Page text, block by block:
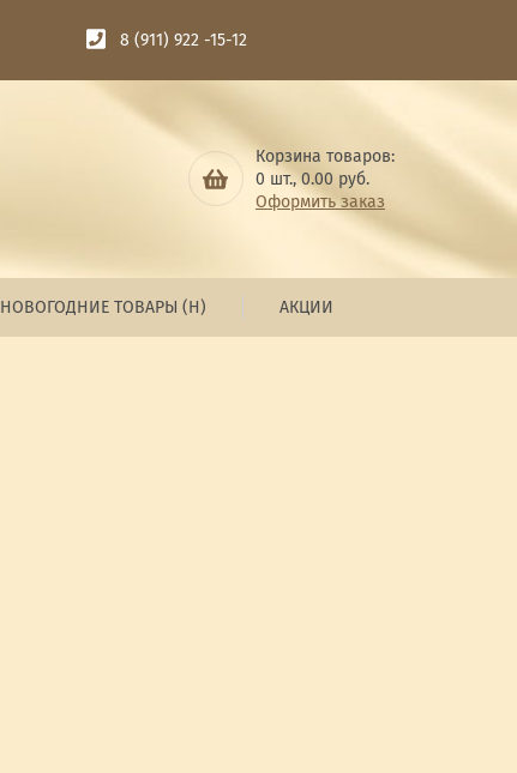
8 (911) 922 -15-12
Корзина товаров:
0 шт.,0.00 руб.
Оформить заказ
НОВОГОДНИЕ ТОВАРЫ (Н) АКЦИИ